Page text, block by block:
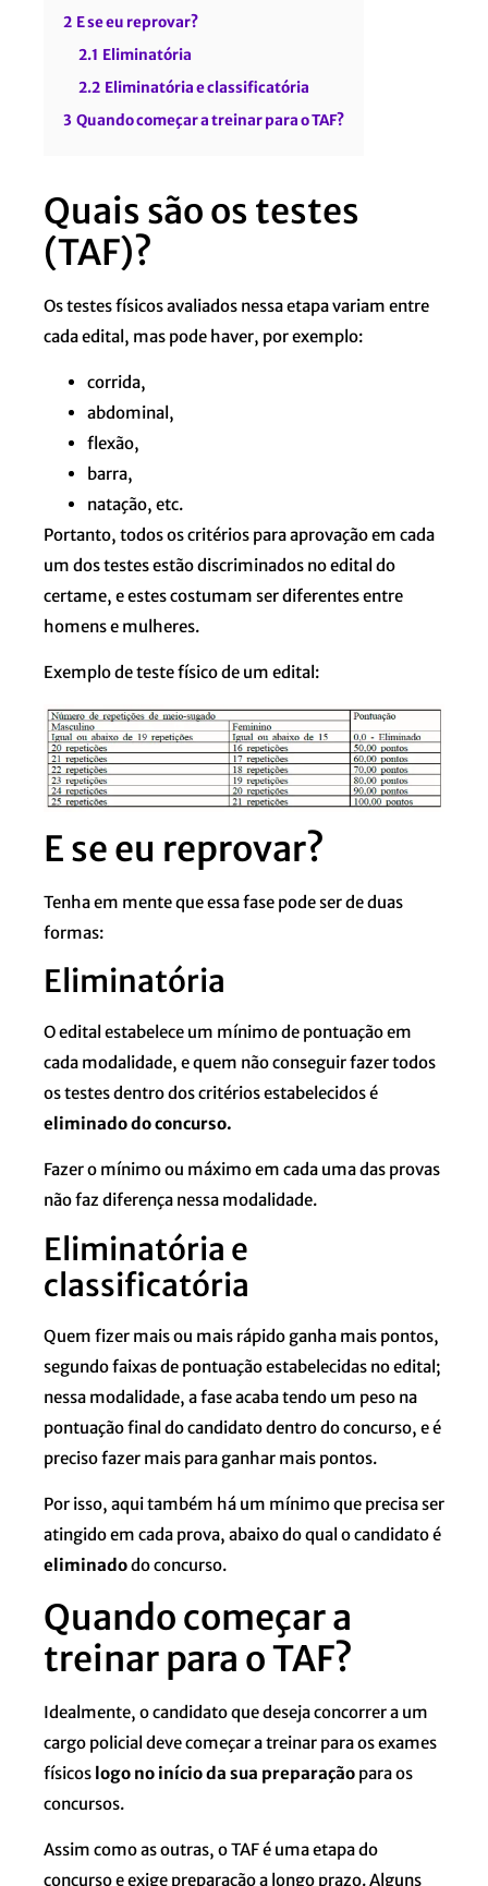
2 E se eu reprovar?
2.1 Eliminatória
2.2 Eliminatória e classificatória
3 Quando começar a treinar para o TAF?
Quais são os testes
(TAF)?
Os testes físicos avaliados nessa etapa variam entre
cada edital, mas pode haver, por exemplo:
corrida,
abdominal,
flexão,
barra,
natação, etc.
Portanto, todos os critérios para aprovação em cada
um dos testes estão discriminados no edital do
certame, e estes costumam ser diferentes entre
homens e mulheres.
Exemplo de teste físico de um edital:
E se eu reprovar?
Tenha em mente que essa fase pode ser de duas
formas:
Eliminatória
O edital estabelece um mínimo de pontuação em
cada modalidade, e quem não conseguir fazer todos
os testes dentro dos critérios estabelecidos é
eliminado do concurso.
Fazer o mínimo ou máximo em cada uma das provas
não faz diferença nessa modalidade.
Eliminatória e
classificatória
Quem fizer mais ou mais rápido ganha mais pontos,
segundo faixas de pontuação estabelecidas no edital;
nessa modalidade, a fase acaba tendo um peso na
pontuação final do candidato dentro do concurso, e é
preciso fazer mais para ganhar mais pontos.
Por isso, aqui também há um mínimo que precisa ser
atingido em cada prova, abaixo do qual o candidato é
eliminadodo concurso.
Quando começar a
treinar para o TAF?
Idealmente, o candidato que deseja concorrer a um
cargo policial deve começar a treinar para os exames
físicos logo no início da sua preparação para os
concursos.
Assim como as outras, o TAF é uma etapa do
concurso e exige preparação a longo prazo. Alguns